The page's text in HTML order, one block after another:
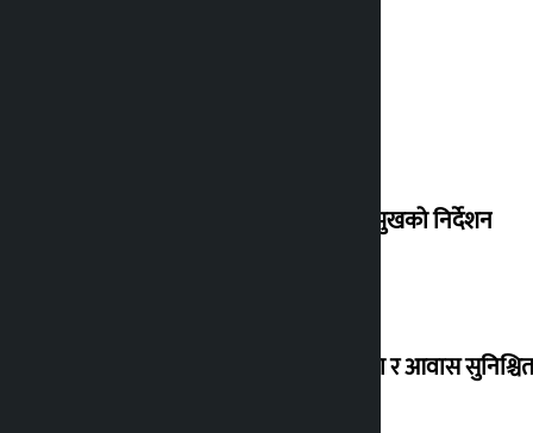
संसद् बैठकमा कालो चस्मा नलगाउन सभामुखको निर्देशन
विस्थापित सुकुम्वासी बालबालिकाको शिक्षा र आवास